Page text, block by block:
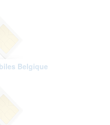
Belgique